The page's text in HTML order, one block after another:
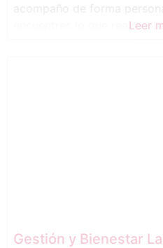
acompaño de forma
encuentres lo que
Leer
Gestión y Bienestar